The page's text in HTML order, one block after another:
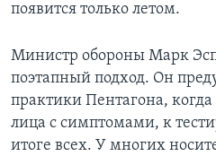
появится только летом.
Министр обороны Марк
поэтапный подход. Он
практики Пентагона, когда
лица с симптомами, к
итоге всех. У многих